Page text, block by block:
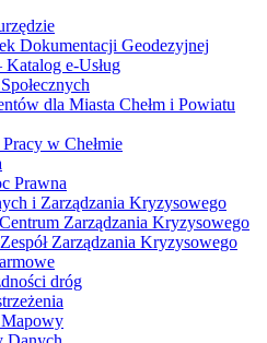
e-Usług
dla Miasta Chełm i Powiatu
w Chełmie
Prawna
i Zarządzania Kryzysowego
Zarządzania Kryzysowego
Zarządzania Kryzysowego
dróg
Danych